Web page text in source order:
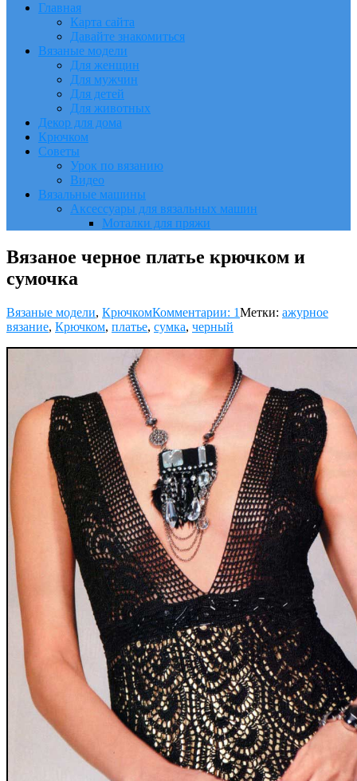
Главная
Карта сайта
Давайте знакомиться
Вязаные модели
Для женщин
Для мужчин
Для детей
Для животных
Декор для дома
Крючком
Советы
Урок по вязанию
Видео
Вязальные машины
Аксессуары для вязальных машин
Моталки для пряжи
Вязаное черное платье крючком и
сумочка
Вязаные модели, КрючкомКомментарии: 1Метки: ажурное
вязание, Крючком, платье, сумка, черный